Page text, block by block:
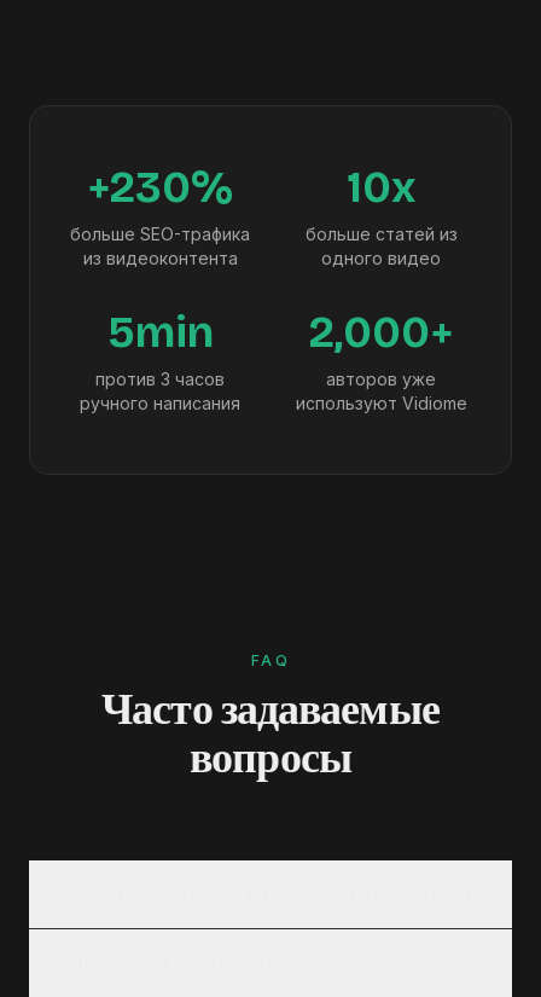
+230%
больше SEO-трафика
из видеоконтента
10x
больше статей из
одного видео
5min
против 3 часов
ручного написания
2,000+
авторов уже
используют Vidiome
FAQ
Часто задаваемые
вопросы